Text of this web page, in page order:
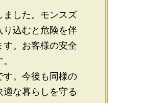
ました。モンスズ
り込むと危険を伴
。お客様の安全
す。今後も同様の
な暮らしを守る